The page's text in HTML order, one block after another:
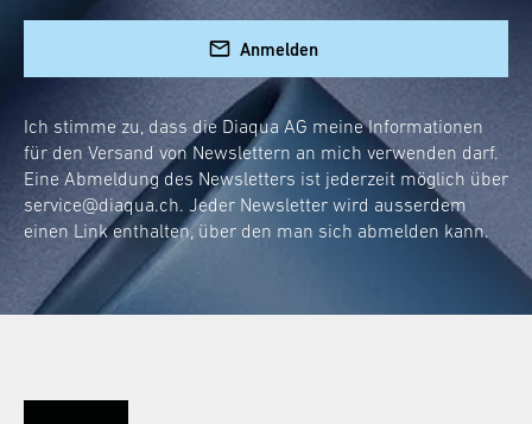
Anmelden
Ich stimme zu, dass die Diaqua AG meine Informationen
für den Versand von Newslettern an mich verwenden darf.
Eine Abmeldung des Newsletters ist jederzeit möglich über
service@diaqua.ch. Jeder Newsletter wird ausserdem
einen Link enthalten, über den man sich abmelden kann.